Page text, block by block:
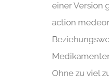
einer Version
action
Ohne zu viel